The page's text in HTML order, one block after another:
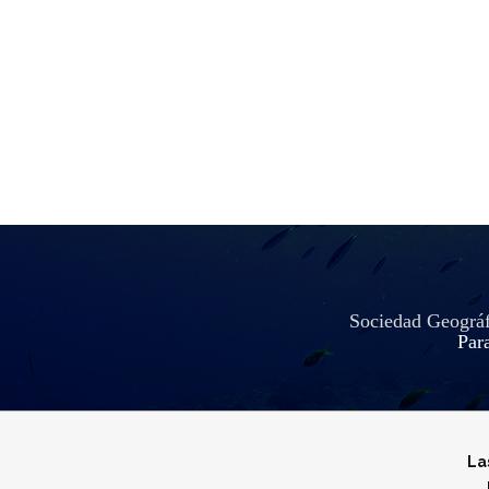
Sociedad